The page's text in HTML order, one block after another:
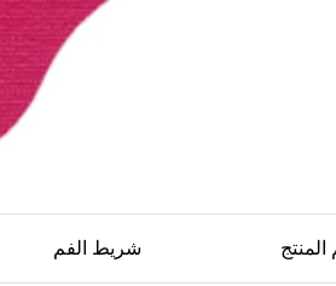
شريط الفم